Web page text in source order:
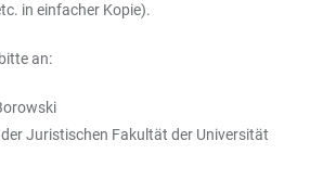
in einfacher Kopie).
an:
Juristischen Fakultät der Universität